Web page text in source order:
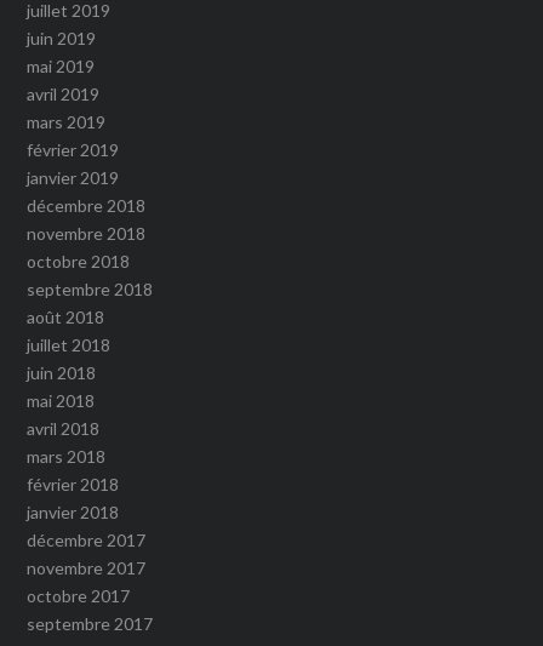
juillet 2019
juin 2019
mai 2019
avril 2019
mars 2019
février 2019
janvier 2019
décembre 2018
novembre 2018
octobre 2018
septembre 2018
août 2018
juillet 2018
juin 2018
mai 2018
avril 2018
mars 2018
février 2018
janvier 2018
décembre 2017
novembre 2017
octobre 2017
septembre 2017